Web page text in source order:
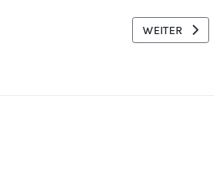
PASCHALIA NÄCHSTER
WEITER